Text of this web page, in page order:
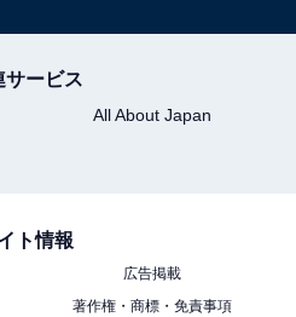
）で提供する（2018年3月19日撮影）
サービス
All About Japan
ト情報
広告掲載
著作権・商標・免責事項